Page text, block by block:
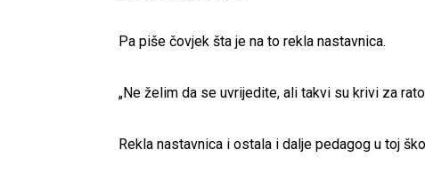
Pa piše čovjek šta je na to rekla nastavnica.
„Ne želim da se uvrijedite, ali takvi su krivi za
Rekla nastavnica i ostala i dalje pedagog u toj